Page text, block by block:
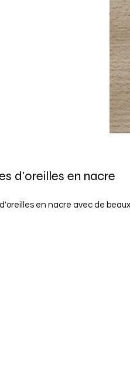
d'oreilles en nacre
en nacre avec de